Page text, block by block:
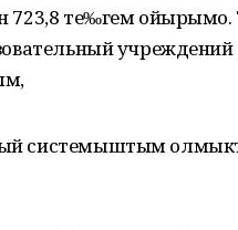
те‰гем ойырымо.
учреждений
системыштым